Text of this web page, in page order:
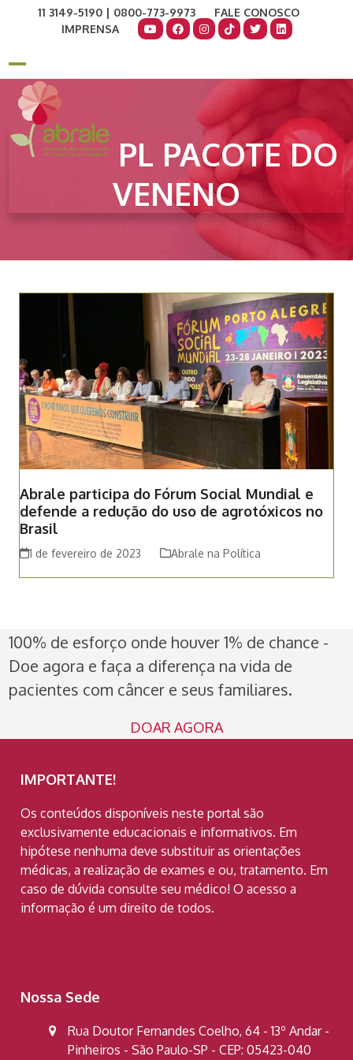
11 3149-5190 | 0800-773-9973
FALE CONOSCO
IMPRENSA
Open
mobile
menu
Close
mobile
menu
PL PACOTE DO
VENENO
Abrale participa do Fórum Social Mundial e
defende a redução do uso de agrotóxicos no
Brasil
1 de fevereiro de 2023 Abrale na Política
100% de esforço onde houver 1% de chance -
Doe agora e faça a diferença na vida de
pacientes com câncer e seus familiares.
DOAR AGORA
IMPORTANTE!
Os conteúdos disponíveis neste portal são
exclusivamente educacionais e informativos. Em
hipótese nenhuma deve substituir as orientações
médicas, a realização de exames e ou, tratamento. Em
caso de dúvida consulte seu médico! O acesso a
informação é um direito de todos.
Nossa Sede
Rua Doutor Fernandes Coelho, 64 - 13º Andar -
Pinheiros - São Paulo-SP - CEP: 05423-040